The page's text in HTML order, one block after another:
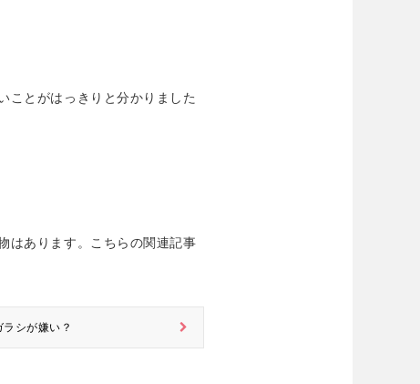
ことがはっきりと分かりました
はあります。こちらの関連記事
シが嫌い？